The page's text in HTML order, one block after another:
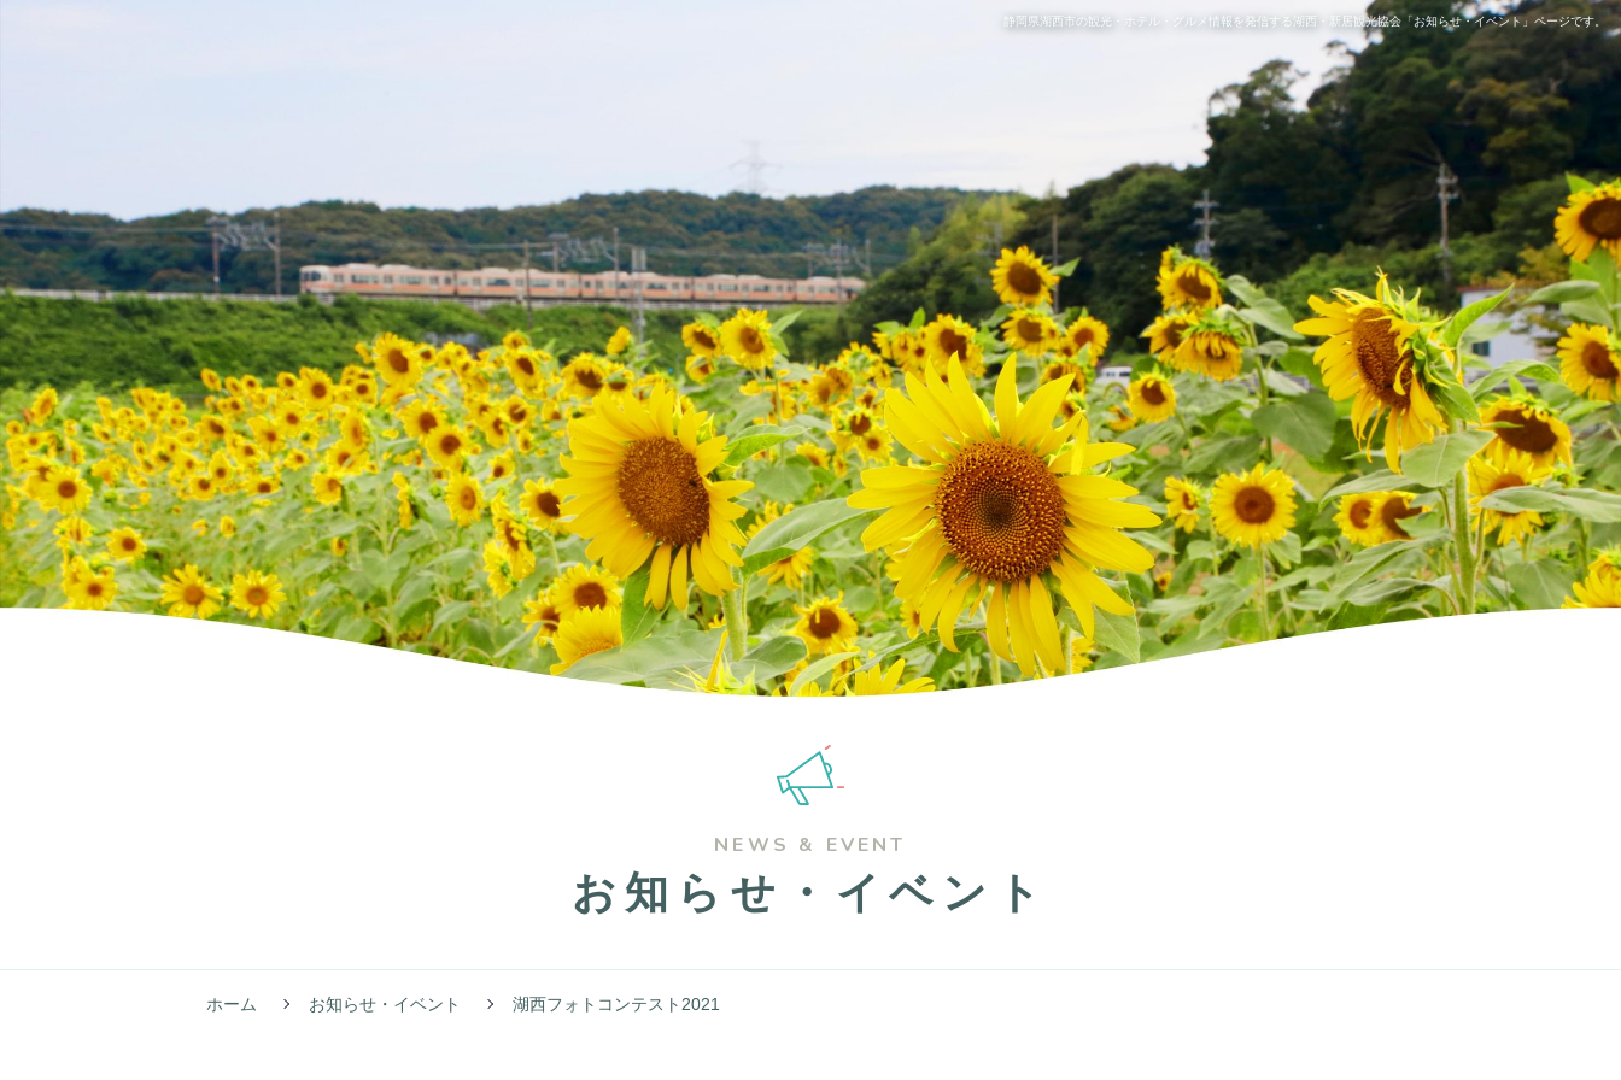
静岡県湖西市の観光・ホテル・グルメ情報を発信する湖西・新居観光協会「お知らせ・イベント」ページです。
NEWS & EVENT
お知らせ・イベント
ホーム お知らせ・イベント 湖西フォトコンテスト2021